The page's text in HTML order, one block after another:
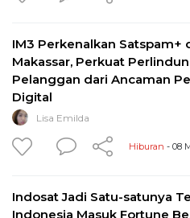
IM3 Perkenalkan Satspam+
Makassar, Perkuat
Pelanggan dari Ancaman
Digital
Lisa Emilda
Hiburan - 08
Indosat Jadi Satu-satunya
Indonesia Masuk Fortune